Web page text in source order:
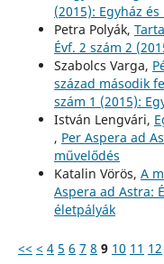
(2015): Egyház
Petra Polyák,
Évf. 2 szám 2
Szabolcs Varga,
század második
szám 1 (2015):
István Lengvári,
, Per Aspera ad
művelődés
Katalin Vörös, A
Aspera ad Astra:
életpályák
<< < 4 5 6 7 8 9 10 11 12